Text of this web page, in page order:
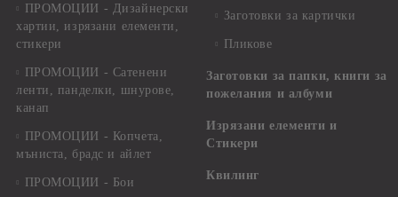
ПРОМОЦИИ - Дизайнерски
хартии, изрязани елементи,
стикери
ПРОМОЦИИ - Сатенени
ленти, панделки, шнурове,
канап
ПРОМОЦИИ - Копчета,
мъниста, брадс и айлет
ПРОМОЦИИ - Бои
Заготовки за картички
Пликове
Заготовки за папки, книги за
пожелания и албуми
Изрязани елементи и
Стикери
Квилинг